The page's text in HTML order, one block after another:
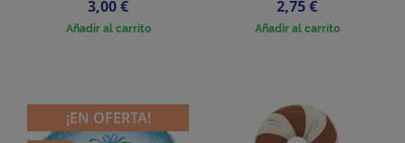
Precio
3,00 €
Añadir al carrito
Precio
2,75 €
Añadir al carrito
¡EN OFERTA!